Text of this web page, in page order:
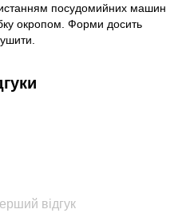
посудомийних машин
окропом. Форми досить
відгук